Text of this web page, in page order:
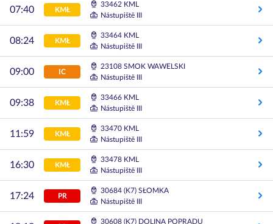
07:40 KMŁ
33462 KML
Nástupiště III
08:24 KMŁ
33464 KML
Nástupiště III
09:00 IC
23108 SMOK WAWELSKI
Nástupiště III
09:38 KMŁ
33466 KML
Nástupiště III
11:59 KMŁ
33470 KML
Nástupiště III
16:30 KMŁ
33478 KML
Nástupiště III
17:24 PR
30684 (K7) SŁOMKA
Nástupiště III
30608 (K7) DOLINA POPRADU